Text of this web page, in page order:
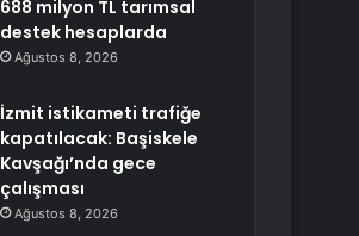
688 milyon TL tarımsal
destek hesaplarda
Ağustos 8, 2026
İzmit istikameti trafiğe
kapatılacak: Başiskele
Kavşağı’nda gece
çalışması
Ağustos 8, 2026